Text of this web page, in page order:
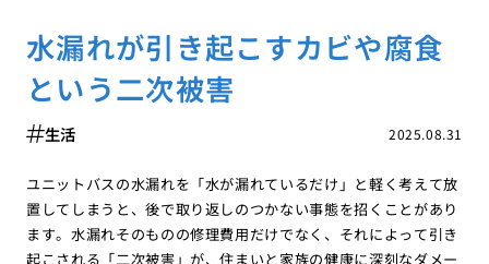
水漏れが引き起こすカビや腐食
という二次被害
2025.08.31
生活
ユニットバスの水漏れを「水が漏れているだけ」と軽く考えて放
置してしまうと、後で取り返しのつかない事態を招くことがあり
ます。水漏れそのものの修理費用だけでなく、それによって引き
起こされる「二次被害」が、住まいと家族の健康に深刻なダメー